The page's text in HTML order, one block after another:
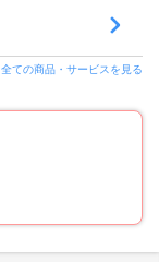
全ての商品・サービスを見る